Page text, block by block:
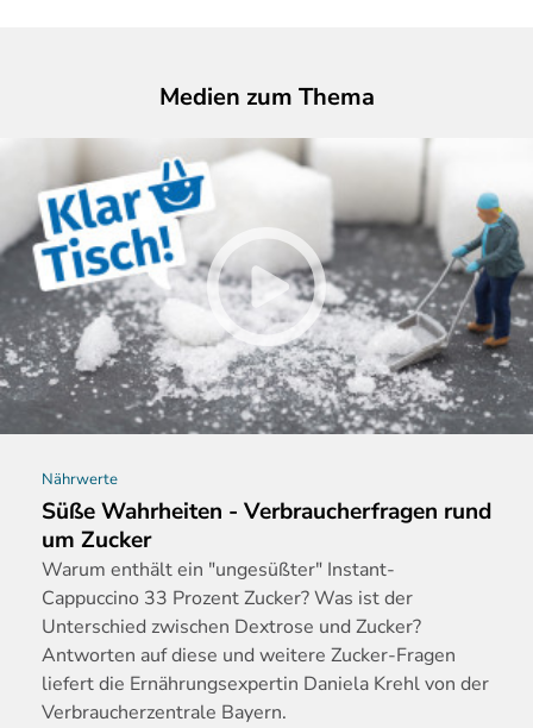
Medien zum Thema
Nährwerte
Süße Wahrheiten - Verbraucherfragen rund
um Zucker
Warum enthält ein "ungesüßter" Instant-
Cappuccino 33 Prozent Zucker? Was ist der
Unterschied zwischen Dextrose und Zucker?
Antworten auf diese und weitere Zucker-Fragen
liefert die Ernährungsexpertin Daniela Krehl von der
Verbraucherzentrale Bayern.